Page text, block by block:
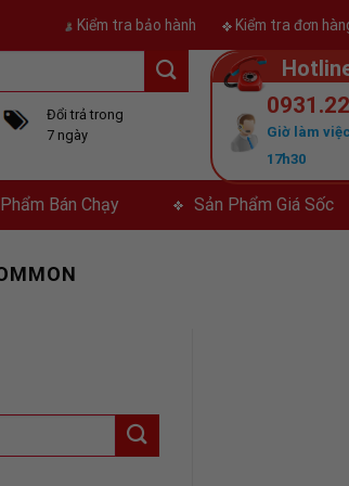
Kiểm tra bảo hành Kiểm tra đơn
Đổi trả trong
7 ngày
Giờ làm
17h30
Bán Chạy Sản Phẩm Giá Sốc